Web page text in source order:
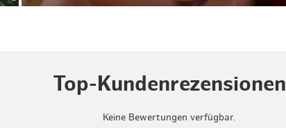
Top-Kundenrezensionen
Keine Bewertungen verfügbar.